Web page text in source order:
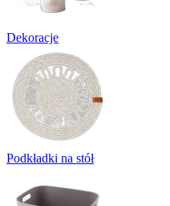
Dekoracje
Podkładki na stół